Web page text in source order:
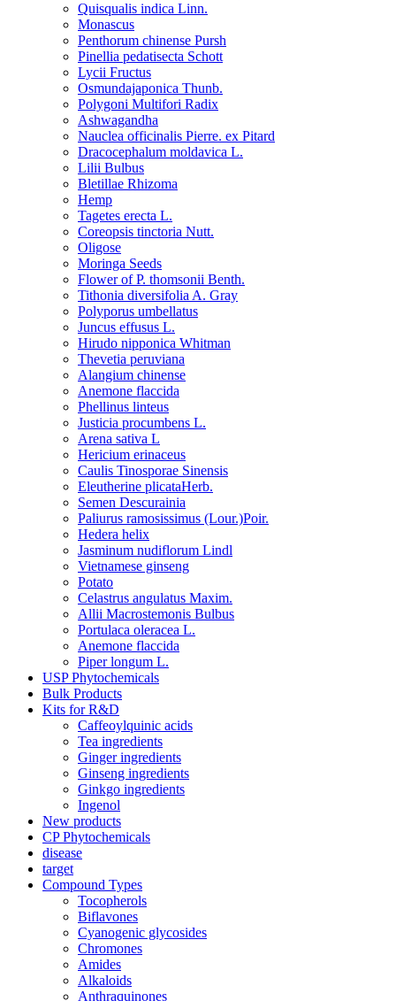
Quisqualis indica Linn.
Monascus
Penthorum chinense Pursh
Pinellia pedatisecta Schott
Lycii Fructus
Osmundajaponica Thunb.
Polygoni Multifori Radix
Ashwagandha
Nauclea officinalis Pierre. ex Pitard
Dracocephalum moldavica L.
Lilii Bulbus
Bletillae Rhizoma
Hemp
Tagetes erecta L.
Coreopsis tinctoria Nutt.
Oligose
Moringa Seeds
Flower of P. thomsonii Benth.
Tithonia diversifolia A. Gray
Polyporus umbellatus
Juncus effusus L.
Hirudo nipponica Whitman
Thevetia peruviana
Alangium chinense
Anemone flaccida
Phellinus linteus
Justicia procumbens L.
Arena sativa L
Hericium erinaceus
Caulis Tinosporae Sinensis
Eleutherine plicataHerb.
Semen Descurainia
Paliurus ramosissimus (Lour.)Poir.
Hedera helix
Jasminum nudiflorum Lindl
Vietnamese ginseng
Potato
Celastrus angulatus Maxim.
Allii Macrostemonis Bulbus
Portulaca oleracea L.
Anemone flaccida
Piper longum L.
USP Phytochemicals
Bulk Products
Kits for R&D
Caffeoylquinic acids
Tea ingredients
Ginger ingredients
Ginseng ingredients
Ginkgo ingredients
Ingenol
New products
CP Phytochemicals
disease
target
Compound Types
Tocopherols
Biflavones
Cyanogenic glycosides
Chromones
Amides
Alkaloids
Anthraquinones